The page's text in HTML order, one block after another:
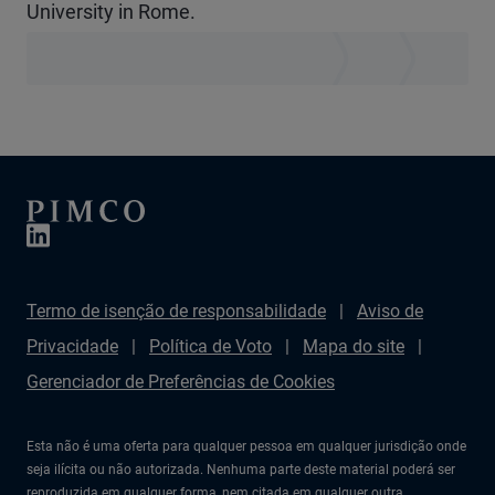
University in Rome.
Termo de isenção de responsabilidade
Aviso de
Privacidade
Política de Voto
Mapa do site
Gerenciador de Preferências de Cookies
Esta não é uma oferta para qualquer pessoa em qualquer jurisdição onde
seja ilícita ou não autorizada. Nenhuma parte deste material poderá ser